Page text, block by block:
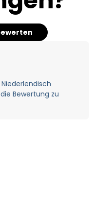
Bewertung zu